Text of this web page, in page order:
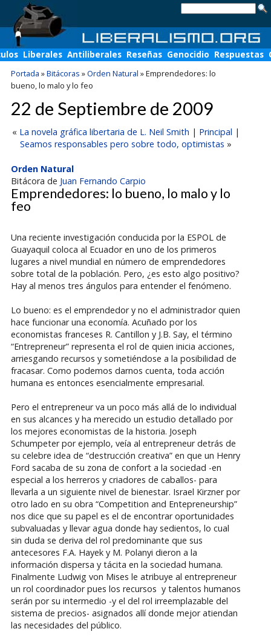
Liberales Antiliberales Reseñas Genocidio Respuestas
Portada »Bitácoras »Orden Natural »Emprendedores: lo
bueno, lo malo y lo feo
22 de Septiembre de 2009
« La novela gráfica libertaria de L. Neil Smith | Principal |
Seamos responsables pero sobre todo, optimistas »
Orden Natural
Bitácora de Juan Fernando Carpio
Emprendedores: lo bueno, lo malo y lo
feo
Una reciente investigación conducida por la ESPOL de
Guayaquil coloca al Ecuador en uno de los primeros
lugares a nivel mundial en número de emprendedores
sobre total de la población. Pero, ¿es esto algo positivo?
Hay al menos tres ángulos para entender el fenómeno.
Lo bueno: es el emprendedor y no el administrador quien
hace funcionar una economía. Acuñado por los
economistas franceses R. Cantillon y J.B. Say, el término
“Entrepreneur” representa el rol de quien inicia acciones,
arriesgando recursos y sometiéndose a la posibilidad de
fracasar. Como podemos darnos cuenta, toda acción
humana es entonces esencialmente empresarial.
Pero el entrepreneur va un poco más allá de lo individual
en sus alcances y ha merecido un estudio detallado por
los mejores economistas de la historia. Joseph
Schumpeter por ejemplo, veía al entrepreneur detrás de
su celebre idea de “destrucción creativa” en que un Henry
Ford sacaba de su zona de confort a la sociedad -en
especial a los herreros y criadores de caballos- para
llevarla a un siguiente nivel de bienestar. Israel Kirzner por
otro lado en su obra “Competition and Entepreneurship”
nos dice que su papel es el de encontrar oportunidades
subvaluadas y llevar agua donde hay sedientos, lo cual
sin duda se deriva del rol predominante que sus
antecesores F.A. Hayek y M. Polanyi dieron a la
información dispersa y tácita en la sociedad humana.
Finalmente Ludwig von Mises le atribuye al entrepreneur
un rol coordinador pues los recursos y talentos humanos
serán por su intermedio -y el del rol irreemplazable del
sistema de precios- asignados allí donde mejor atiendan
las necesidades del público.